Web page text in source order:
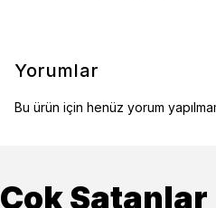
Yorumlar
Bu ürün için henüz yorum
Çok Satanlar